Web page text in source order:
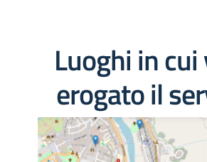
Luoghi in
erogato il